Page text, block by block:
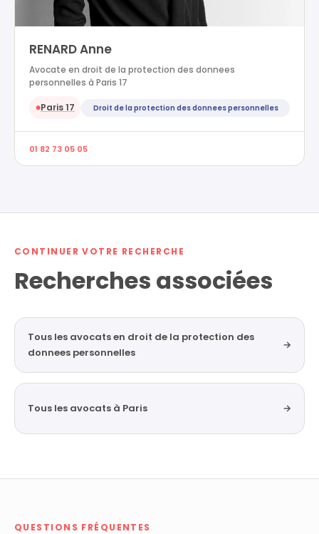
RENARD Anne
Avocate en droit de la protection des donnees
personnelles à Paris 17
●Paris 17 Droit de la protection des donnees personnelles
01 82 73 05 05
CONTINUER VOTRE RECHERCHE
Recherches associées
Tous les avocats en droit de la protection des
donnees personnelles
→
Tous les avocats à Paris →
QUESTIONS FRÉQUENTES